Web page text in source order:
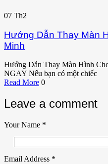
07 Th2
Hướng Dẫn Thay Màn
Minh
Hướng Dẫn Thay Màn Hình
NGAY Nếu bạn có một chiếc
Read More 0
Leave a comment
Your Name *
Email Address *